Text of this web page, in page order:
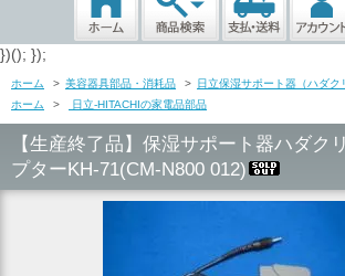
})(); });
ホーム > 美容器具部品・消耗品 > 日立保湿サポート器（ハダク
ホーム
> 日立-HITACHIの家電品部品
【生産終了品】保湿サポート器ハダク
プターKH-71(CM-N800 012)